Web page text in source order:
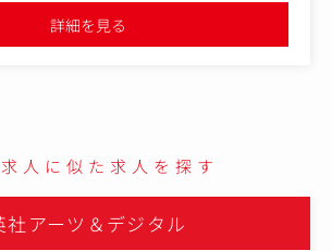
案や社内アイデア、自身やAIを活用して
を起点に、商品企画を進めていきます。
からの売り上げで構成されています。そのた
することもなく、少しずつファンを増やして
を続けています
詳細を見る
人に似た求人を探す
株式会社ハイサイド